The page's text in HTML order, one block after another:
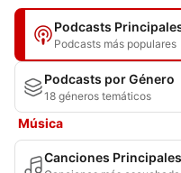
Podcasts
Podcasts más populares
Podcasts por Género
18 géneros temáticos
Música
Canciones Principales